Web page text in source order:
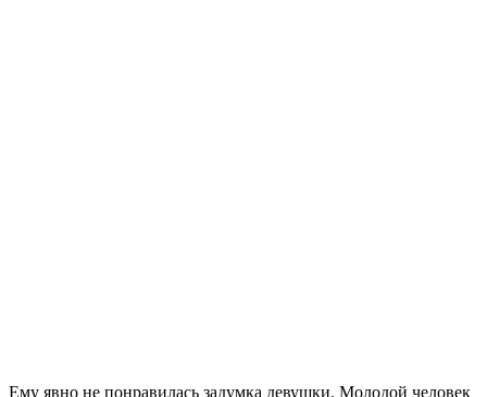
Ему явно не понравилась задумка девушки. Молодой человек